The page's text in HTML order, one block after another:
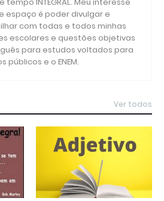
espaço é poder divulgar e
com todas e todos minhas
escolares e questões objetivas
para estudos voltados para
públicos e o ENEM.
Ver todos